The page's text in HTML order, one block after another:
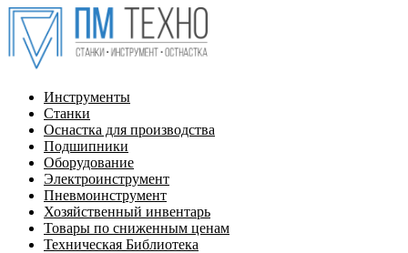
Инструменты
Станки
Оснастка для производства
Подшипники
Оборудование
Электроинструмент
Пневмоинструмент
Хозяйственный инвентарь
Товары по сниженным ценам
Техническая Библиотека